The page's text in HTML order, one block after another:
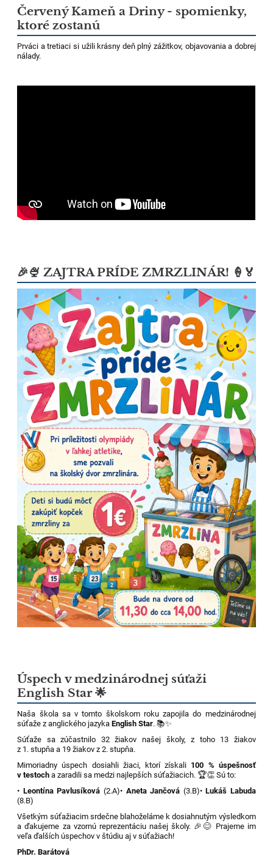
Červený Kameň a Driny - spomienky,
ktoré zostanú
Prváci a tretiaci si užili krásny deň plný zážitkov, objavovania a dobrej
nálady.
🎉🍨 ZAJTRA PRÍDE ZMRZLINÁR! 🍦🏅
Úspech v medzinárodnej súťaži
English Star 🌟
Naša škola sa v tomto školskom roku zapojila do medzinárodnej
súťaže z anglického jazykaEnglish Star. 📚✨
Súťaže sa zúčastnilo 32 žiakov našej školy, z toho 13 žiakov
z 1. stupňa a 19 žiakov z 2. stupňa.
Mimoriadny úspech dosiahli žiaci, ktorí získali 100 % úspešnosť
v testoch a zaradili sa medzi najlepších súťažiacich. 🏆👏 Sú to:
• Leontína Pavlusíková (2.A)• Aneta Jančová (3.B)•Lukáš Labuda
(8.B)
Všetkým súťažiacim srdečne blahoželáme k dosiahnutým výsledkom
a ďakujeme za vzornú reprezentáciu našej školy. 🎉😊 Prajeme im
veľa ďalších úspechov v štúdiu aj v súťažiach!
PhDr. Barátová